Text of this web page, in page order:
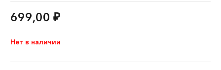
699,00 ₽
Нет в наличии